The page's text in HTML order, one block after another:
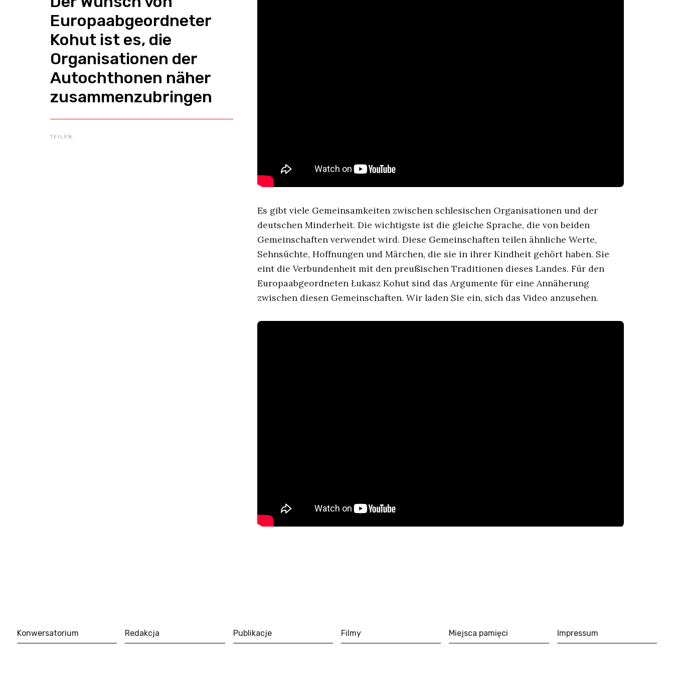
Europaabgeordneter
Kohut ist es, die
Organisationen der
Autochthonen näher
zusammenzubringen
TEILEN:
Es gibt viele Gemeinsamkeiten zwischen schlesischen Organisationen und der
deutschen Minderheit. Die wichtigste ist die gleiche Sprache, die von beiden
Gemeinschaften verwendet wird. Diese Gemeinschaften teilen ähnliche Werte,
Sehnsüchte, Hoffnungen und Märchen, die sie in ihrer Kindheit gehört haben. Sie
eint die Verbundenheit mit den preußischen Traditionen dieses Landes. Für den
Europaabgeordneten Łukasz Kohut sind das Argumente für eine Annäherung
zwischen diesen Gemeinschaften. Wir laden Sie ein, sich das Video anzusehen.
Konwersatorium Redakcja Publikacje Filmy Miejsca pamięci Impressum